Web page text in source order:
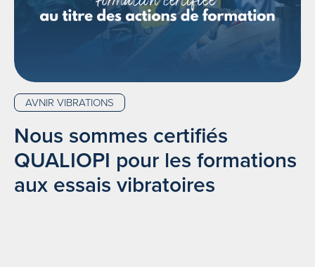
AVNIR VIBRATIONS
Nous sommes certifiés
QUALIOPI pour les formations
aux essais vibratoires